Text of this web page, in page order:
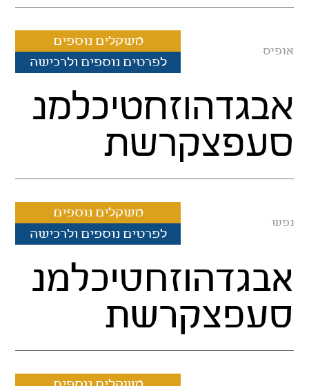
אופיס
משקלים נוספים
לפרטים נוספים ולרכישה
אבגדהוזחטיכלמנ
סעפצקרשת
נפש
משקלים נוספים
לפרטים נוספים ולרכישה
אבגדהוזחטיכלמנ
סעפצקרשת